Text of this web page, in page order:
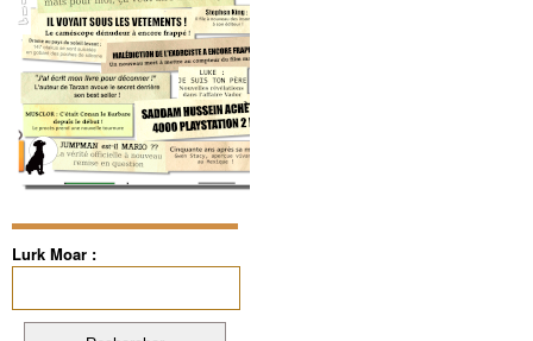
Lurk Moar :